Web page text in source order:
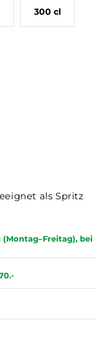
300 cl
als Spritz
bei